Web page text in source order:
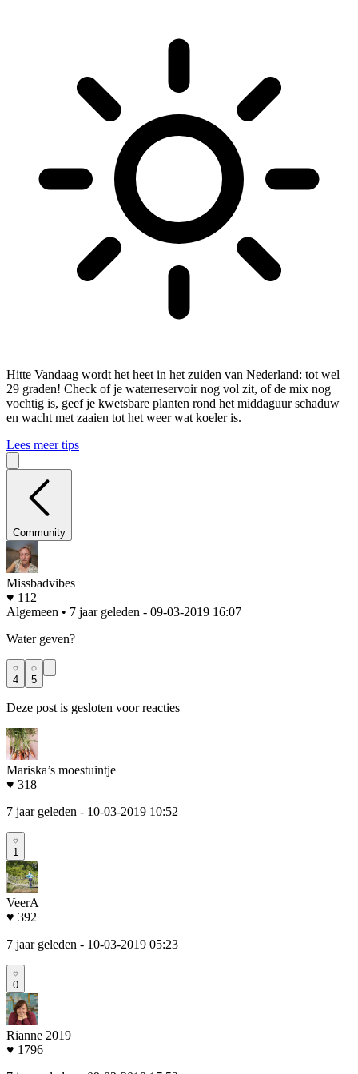
Hitte Vandaag wordt het heet in het zuiden van Nederland: tot wel
29 graden! Check of je waterreservoir nog vol zit, of de mix nog
vochtig is, geef je kwetsbare planten rond het middaguur schaduw
en wacht met zaaien tot het weer wat koeler is.
Lees meer tips
Community
Missbadvibes
♥ 112
Algemeen • 7 jaar geleden - 09-03-2019 16:07
Water geven?
4 5
Deze post is gesloten voor reacties
Mariska’s moestuintje
♥ 318
7 jaar geleden - 10-03-2019 10:52
1
VeerA
♥ 392
7 jaar geleden - 10-03-2019 05:23
0
Rianne 2019
♥ 1796